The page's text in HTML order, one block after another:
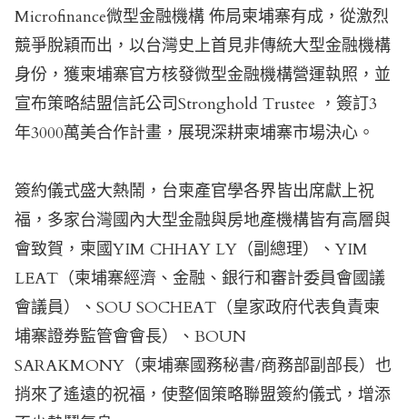
Microfinance微型金融機構 佈局柬埔寨有成，從激烈
競爭脫穎而出，以台灣史上首見非傳統大型金融機構
身份，獲柬埔寨官方核發微型金融機構營運執照，並
宣布策略結盟信託公司Stronghold Trustee ，簽訂3
年3000萬美合作計畫，展現深耕柬埔寨市場決心。
簽約儀式盛大熱鬧，台柬產官學各界皆出席獻上祝
福，多家台灣國內大型金融與房地產機構皆有高層與
會致賀，柬國YIM CHHAY LY（副總理）、YIM
LEAT（柬埔寨經濟、金融、銀行和審計委員會國議
會議員）、SOU SOCHEAT（皇家政府代表負責柬
埔寨證券監管會會長）、BOUN
SARAKMONY（柬埔寨國務秘書/商務部副部長）也
捎來了遙遠的祝福，使整個策略聯盟簽約儀式，增添